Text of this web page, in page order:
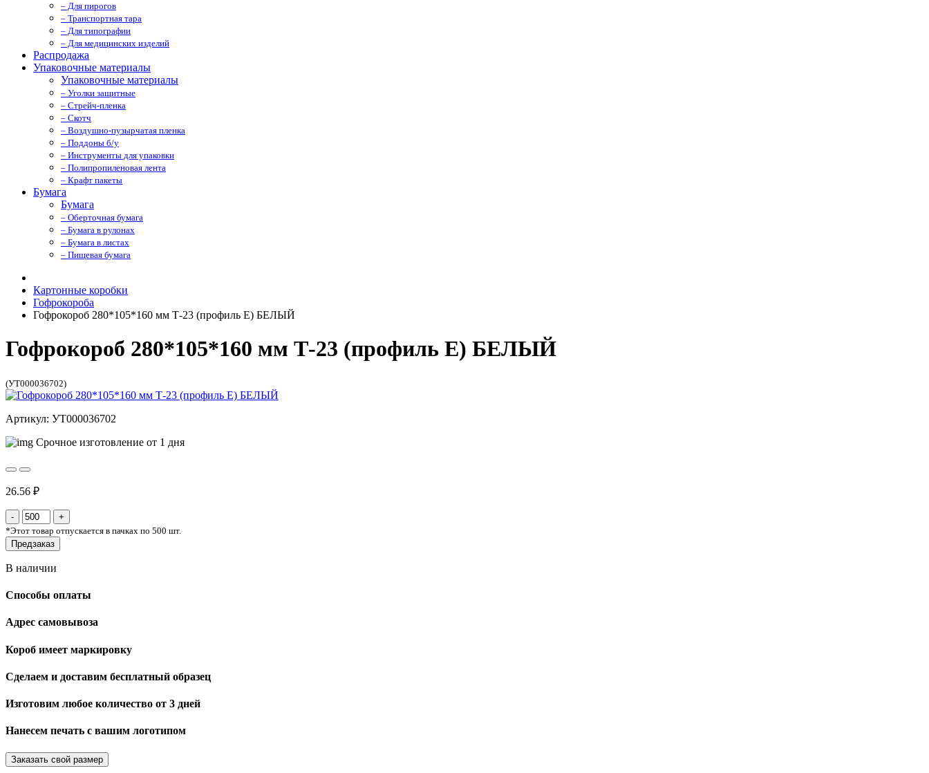
– Для пирогов
– Транспортная тара
– Для типографии
– Для медицинских изделий
Распродажа
Упаковочные материалы
Упаковочные материалы
– Уголки защитные
– Стрейч-пленка
– Скотч
– Воздушно-пузырчатая пленка
– Поддоны б/у
– Инструменты для упаковки
– Полипропиленовая лента
– Крафт пакеты
Бумага
Бумага
– Оберточная бумага
– Бумага в рулонах
– Бумага в листах
– Пищевая бумага
Картонные коробки
Гофрокороба
Гофрокороб 280*105*160 мм Т-23 (профиль E) БЕЛЫЙ
Гофрокороб 280*105*160 мм Т-23 (профиль E) БЕЛЫЙ
(УТ000036702)
Артикул: УТ000036702
Срочное изготовление от 1 дня
26.56 ₽
*Этот товар отпускается в пачках по 500 шт.
Предзаказ
В наличии
Способы оплаты
Адрес самовывоза
Короб имеет маркировку
Сделаем и доставим бесплатный образец
Изготовим любое количество от 3 дней
Нанесем печать с вашим логотипом
Заказать свой размер